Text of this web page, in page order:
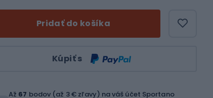
Pridať do košíka
Kúpiť s
Až 67 bodov (až 3 € zľavy) na váš účet Sportano